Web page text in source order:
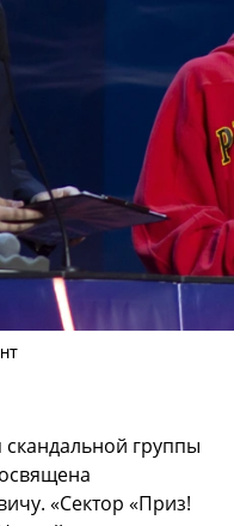
группы
«Сектор «Приз!